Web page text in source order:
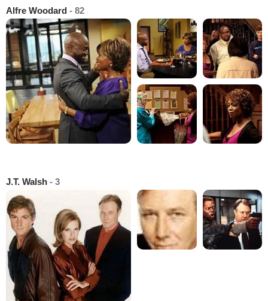
Alfre Woodard - 82
J.T. Walsh - 3